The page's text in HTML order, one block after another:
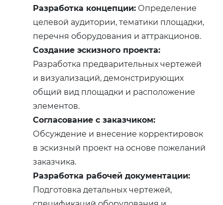
Разработка концепции: Определение
целевой аудитории, тематики площадки,
перечня оборудования и аттракционов.
Создание эскизного проекта:
Разработка предварительных чертежей
и визуализаций, демонстрирующих
общий вид площадки и расположение
элементов.
Согласование с заказчиком:
Обсуждение и внесение корректировок
в эскизный проект на основе пожеланий
заказчика.
Разработка рабочей документации:
Подготовка детальных чертежей,